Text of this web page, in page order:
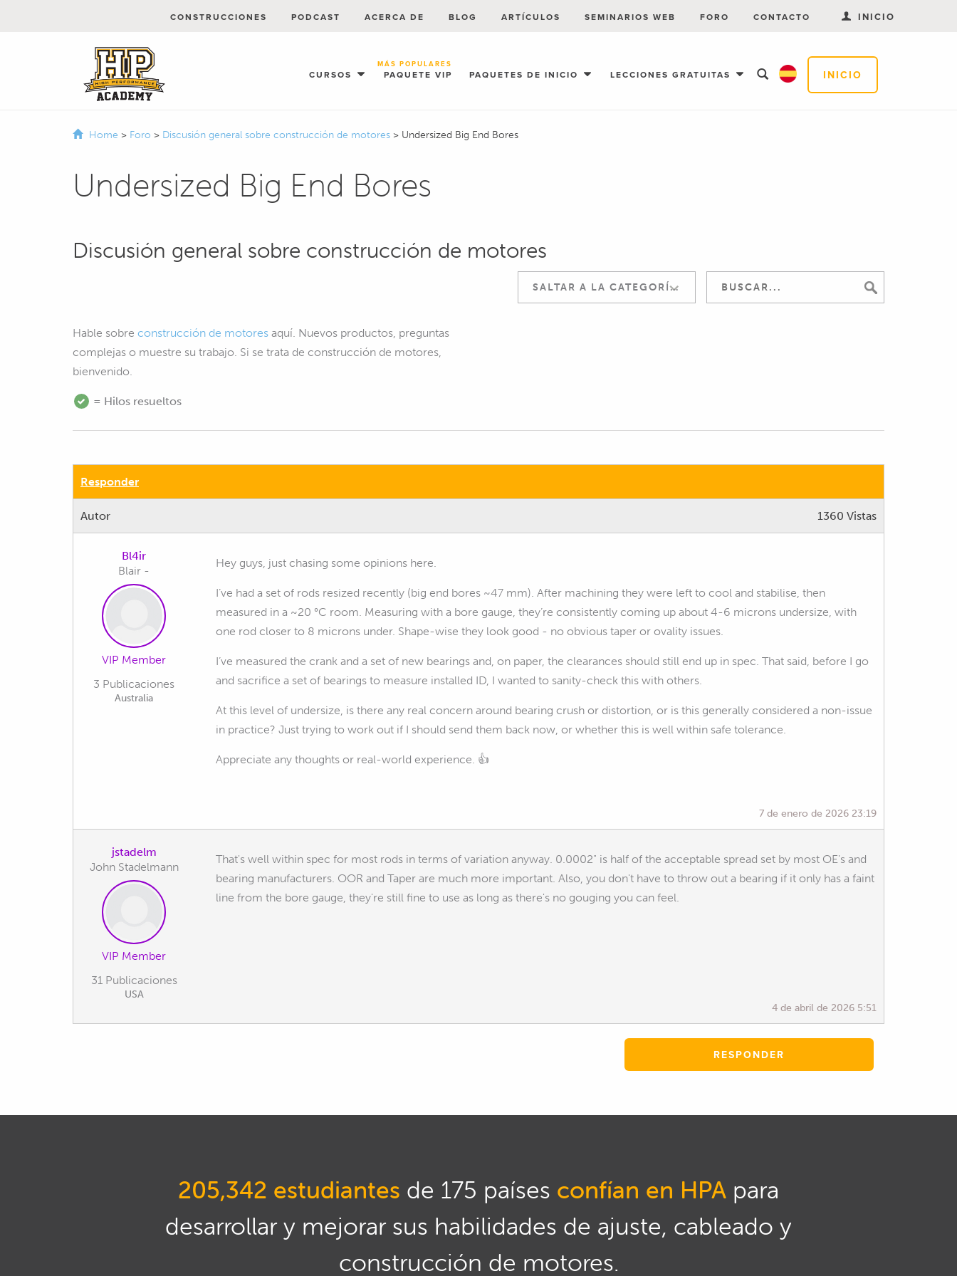
INICIO
CURSOS PAQUETE VIP
MÁS POPULARES
PAQUETES DE INICIO LECCIONES GRATUITAS
CONSTRUCCIONES PODCAST ACERCA DE BLOG ARTÍCULOS SEMINARIOS WEB FORO CONTACTO INICIO
Home > Foro > Discusión general sobre construcción de motores > Undersized Big End Bores
Undersized Big End Bores
Discusión general sobre construcción de motores
SALTAR A LA CATEGORÍA:
Hable sobre construcción de motores aquí. Nuevos productos, preguntas
complejas o muestre su trabajo. Si se trata de construcción de motores,
bienvenido.
= Hilos resueltos
Responder
Autor 1360 Vistas
Bl4ir
Blair -
VIP Member
3 Publicaciones
Australia
Hey guys, just chasing some opinions here.
I’ve had a set of rods resized recently (big end bores ~47 mm). After machining they were left to cool and stabilise, then
measured in a ~20 °C room. Measuring with a bore gauge, they’re consistently coming up about 4-6 microns undersize, with
one rod closer to 8 microns under. Shape-wise they look good - no obvious taper or ovality issues.
I’ve measured the crank and a set of new bearings and, on paper, the clearances should still end up in spec. That said, before I go
and sacrifice a set of bearings to measure installed ID, I wanted to sanity-check this with others.
At this level of undersize, is there any real concern around bearing crush or distortion, or is this generally considered a non-issue
in practice? Just trying to work out if I should send them back now, or whether this is well within safe tolerance.
Appreciate any thoughts or real-world experience. 👍
7 de enero de 2026 23:19
jstadelm
John Stadelmann
VIP Member
31 Publicaciones
USA
That's well within spec for most rods in terms of variation anyway. 0.0002" is half of the acceptable spread set by most OE's and
bearing manufacturers. OOR and Taper are much more important. Also, you don't have to throw out a bearing if it only has a faint
line from the bore gauge, they're still fine to use as long as there's no gouging you can feel.
4 de abril de 2026 5:51
RESPONDER
205,342 estudiantes de 175 países confían en HPA para
desarrollar y mejorar sus habilidades de ajuste, cableado y
construcción de motores.